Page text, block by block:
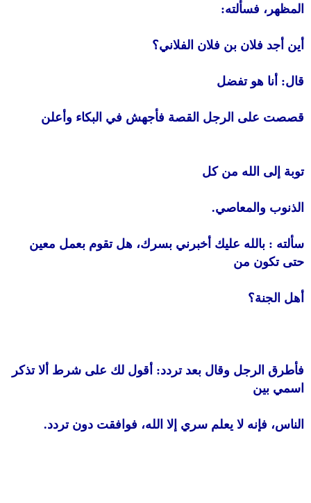
المظهر، فسألته:
أين أجد فلان بن فلان الفلاني؟
قال: أنا هو تفضل
قصصت على الرجل القصة فأجهش في البكاء وأعلن
توبة إلى الله من كل
الذنوب والمعاصي.
سألته : بالله عليك أخبرني بسرك، هل تقوم بعمل معين
حتى تكون من
أهل الجنة؟
فأطرق الرجل وقال بعد تردد: أقول لك على شرط ألا تذكر
اسمي بين
الناس، فإنه لا يعلم سري إلا الله، فوافقت دون تردد.